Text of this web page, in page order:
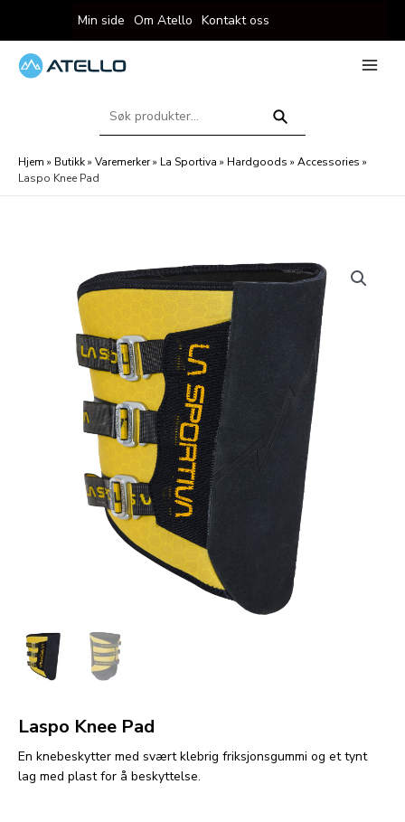
til
innholdet
Min side Om Atello Kontakt oss
Søk
Hjem » Butikk» Varemerker» La Sportiva » Hardgoods » Accessories »
Laspo Knee Pad
Laspo Knee Pad
En knebeskytter med svært klebrig friksjonsgummi og et tynt
lag med plast for å beskyttelse.